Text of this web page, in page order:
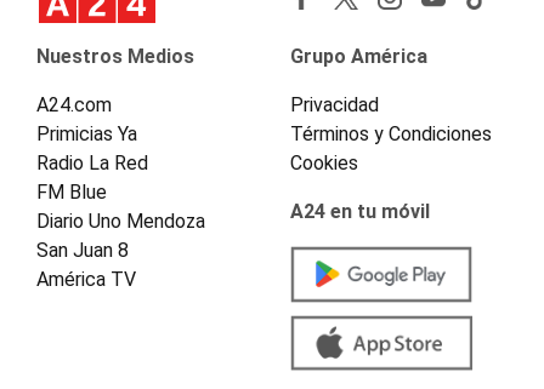
Nuestros Medios
A24.com
Primicias Ya
Radio La Red
FM Blue
Diario Uno Mendoza
San Juan 8
América TV
Grupo América
Privacidad
Términos y Condiciones
Cookies
A24 en tu móvil